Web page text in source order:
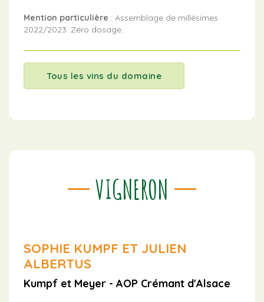
Mention particulière : Assemblage de millésimes
2022/2023. Zéro dosage.
Tous les vins du domaine
VIGNERON
SOPHIE KUMPF ET JULIEN
ALBERTUS
Kumpf et Meyer - AOP Crémant d'Alsace